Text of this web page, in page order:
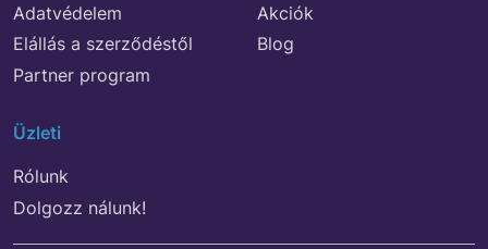
Adatvédelem
Elállás a szerződéstől
Partner program
Akciók
Blog
Üzleti
Rólunk
Dolgozz nálunk!